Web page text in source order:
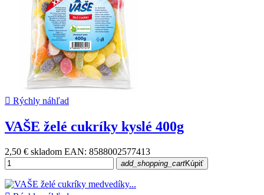
 Rýchly náhľad
VAŠE želé cukríky kyslé 400g
2,50 € skladom EAN: 8588002577413
add_shopping_cartKúpiť